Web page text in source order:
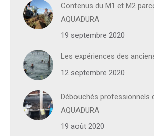
Contenus du M1 et M2
AQUADURA
19 septembre 2020
Les expériences des
12 septembre 2020
Débouchés professionnels
AQUADURA
19 août 2020